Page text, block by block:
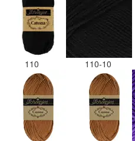
110 110-10